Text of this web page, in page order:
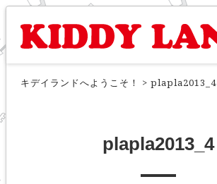
キデイランドへようこそ！ > plapla2013_4
plapla2013_4